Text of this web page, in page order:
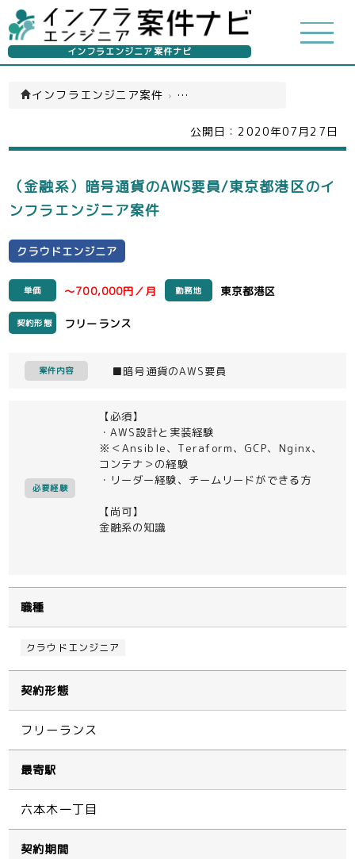
インフラエンジニア案件ナビ
インフラエンジニア案件 › クラウドエンジニア(一覧)
公開日： 2020年07月27日
（金融系）暗号通貨のAWS要員/東京都港区のイ
ンフラエンジニア案件
クラウドエンジニア
単価 ～700,000円／月 勤務地 東京都港区
契約形態 フリーランス
案件内容 ■暗号通貨のAWS要員
必要経験
【必須】
・AWS設計と実装経験
※＜Ansible、Teraform、GCP、Nginx、
コンテナ＞の経験
・リーダー経験、チームリードができる方
【尚可】
金融系の知識
職種
クラウドエンジニア
契約形態
フリーランス
最寄駅
六本木一丁目
契約期間